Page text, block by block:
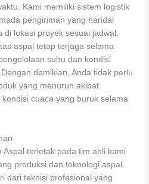
Kami memiliki sistem logistik
pengiriman yang handal
lokasi proyek sesuai jadwal.
aspal tetap terjaga selama
suhu dan kondisi
demikian, Anda tidak perlu
yang menurun akibat
cuaca yang buruk selama
terletak pada tim ahli kami
produksi dan teknologi aspal.
dari teknisi profesional yang